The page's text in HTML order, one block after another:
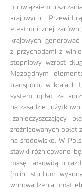
obowiązkiem
krajowych.
elektronicznej
krajowych
z przychodami z
stopniowy wzrost
Niezbędnym
transportu w krajach
system opłat za
na zasadzie
„zanieczyszczający
zróżnicowanych opłat
na środowisko. W
stawki różnicowane
masę całkowitą
(m.in. studium
wprowadzenia opłat